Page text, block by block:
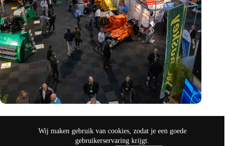
Wij maken gebruik van cookies, zodat je een goede
gebruikerservaring krijgt.
legt accent op de rol van AI
nov 9, 2024